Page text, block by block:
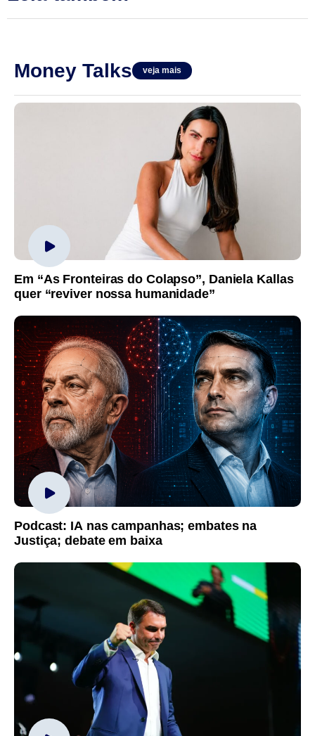
Money Talks veja mais
Em “As Fronteiras do Colapso”, Daniela Kallas
quer “reviver nossa humanidade”
Podcast: IA nas campanhas; embates na
Justiça; debate em baixa